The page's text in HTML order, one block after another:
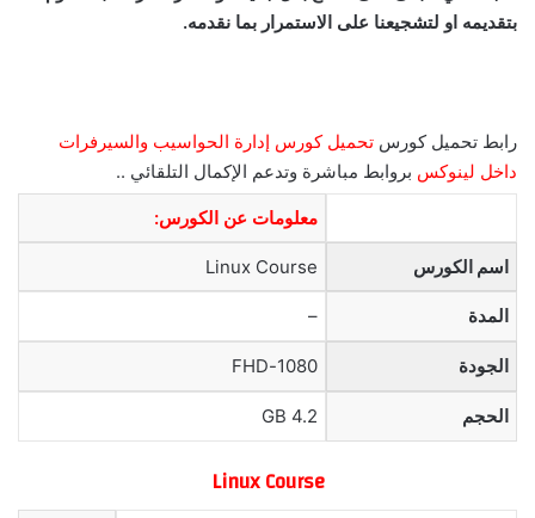
بتقديمه او لتشجيعنا على الاستمرار بما نقدمه.
رابط تحميل كورس تحميل كورس إدارة الحواسيب والسيرفرات
داخل لينوكس بروابط مباشرة وتدعم الإكمال التلقائي ..
معلومات عن الكورس:
اسم الكورس Linux Course
المدة –
الجودة 1080-FHD
الحجم 4.2 GB
Linux Course